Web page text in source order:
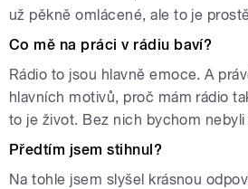
už pěkně omlácené, ale to je
Co mě na práci v rádiu baví?
Rádio to jsou hlavně emoce. A
hlavních motivů, proč mám rádio
to je život. Bez nich bychom
Předtím jsem stihnul?
Na tohle jsem slyšel krásnou